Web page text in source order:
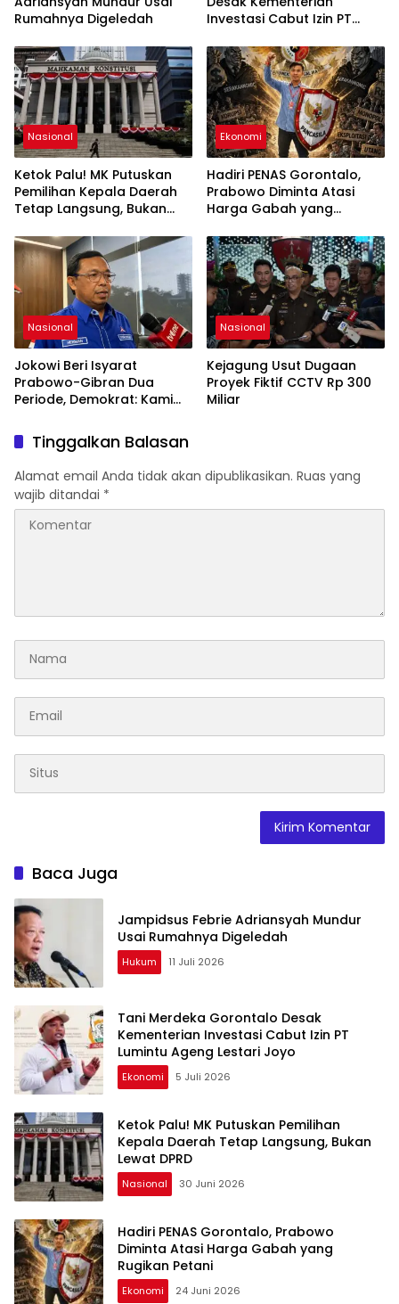
Rumahnya Digeledah
Investasi Cabut Izin PT
Nasional
Ketok Palu! MK Putuskan
Pemilihan Kepala Daerah
Tetap Langsung, Bukan
Ekonomi
Hadiri PENAS Gorontalo,
Prabowo Diminta Atasi
Harga Gabah yang
Nasional
Jokowi Beri Isyarat
Prabowo-Gibran Dua
Periode, Demokrat: Kami
Cita
Nasional
Kejagung Usut Dugaan
Proyek Fiktif CCTV Rp 300
Miliar
Tinggalkan Balasan
Alamat email Anda tidak akan dipublikasikan. Ruas yang
wajib ditandai *
Baca Juga
Jampidsus Febrie Adriansyah Mundur
Usai Rumahnya Digeledah
Hukum 11 Juli 2026
Tani Merdeka Gorontalo Desak
Kementerian Investasi Cabut Izin PT
Lumintu Ageng Lestari Joyo
Ekonomi 5 Juli 2026
Ketok Palu! MK Putuskan Pemilihan
Kepala Daerah Tetap Langsung, Bukan
Lewat DPRD
Nasional 30 Juni 2026
Hadiri PENAS Gorontalo, Prabowo
Diminta Atasi Harga Gabah yang
Rugikan Petani
Ekonomi 24 Juni 2026